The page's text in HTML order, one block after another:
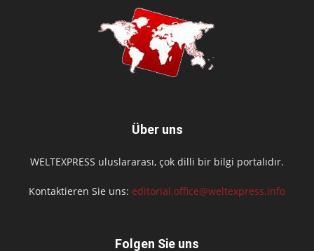
Über uns
WELTEXPRESS uluslararası, çok dilli bir bilgi portalıdır.
Kontaktieren Sie uns: editorial.office@weltexpress.info
Folgen Sie uns